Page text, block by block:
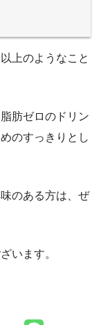
上のようなこと
肪ゼロのドリン
のすっきりとし
のある方は、ぜ
います。